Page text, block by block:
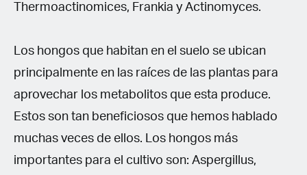
Thermoactinomices, Frankia y Actinomyces.
Los hongos que habitan en el suelo se ubican
principalmente en las raíces de las plantas para
aprovechar los metabolitos que esta produce.
Estos son tan beneficiosos que hemos hablado
muchas veces de ellos. Los hongos más
importantes para el cultivo son: Aspergillus,